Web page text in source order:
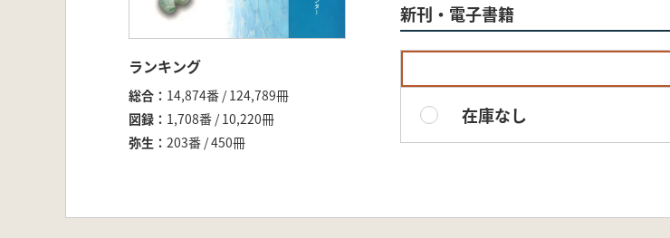
ランキング
総合
14,874番 / 124,789冊
図録
1,708番 / 10,220冊
弥生
203番 / 450冊
新刊・電子書籍
在庫なし